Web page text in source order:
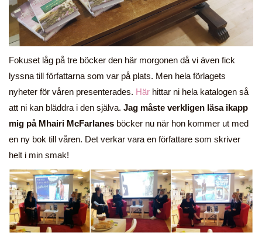
Fokuset låg på tre böcker den här morgonen då vi även fick
lyssna till författarna som var på plats. Men hela förlagets
nyheter för våren presenterades. Här hittar ni hela katalogen så
att ni kan bläddra i den själva. Jag måste verkligen läsa ikapp
mig på Mhairi McFarlanes böcker nu när hon kommer ut med
en ny bok till våren. Det verkar vara en författare som skriver
helt i min smak!